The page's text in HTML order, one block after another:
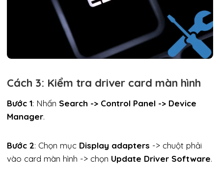
Cách 3: Kiểm tra driver card màn hình
Bước 1: Nhấn Search -> Control Panel -> Device
Manager.
Bước 2: Chọn mục Display adapters -> chuột phải
vào card màn hình -> chọn Update Driver Software.